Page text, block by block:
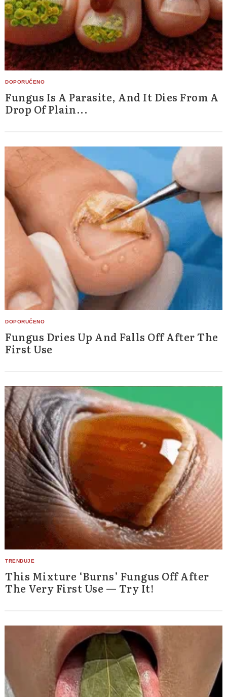
Fungus Is A Parasite, And It Dies From A
Drop Of Plain...
Fungus Dries Up And Falls Off After The
First Use
This Mixture ‘Burns’ Fungus Off After
The Very First Use — Try It!
Search
for: